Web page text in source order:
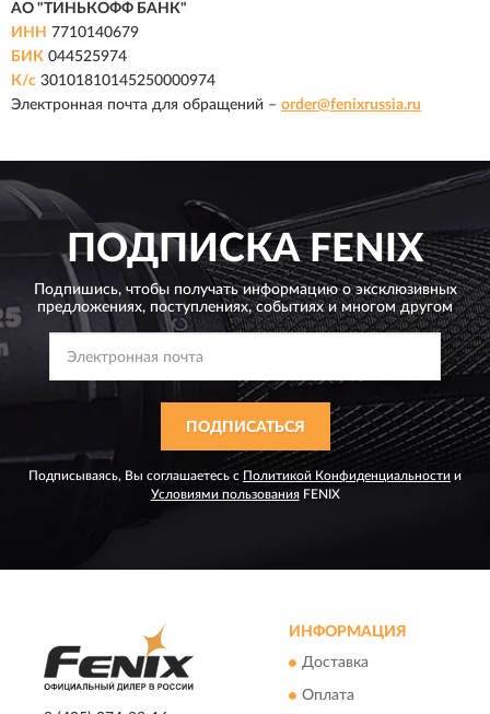
АО "ТИНЬКОФФ БАНК"
ИНН 7710140679
БИК 044525974
К/с 30101810145250000974
Электронная почта для обращений – order@fenixrussia.ru
ПОДПИСКАFENIX
Подпишись, чтобы получать информацию о эксклюзивных
предложениях, поступлениях, событиях и многом другом
ПОДПИСАТЬСЯ
Подписываясь, Вы соглашаетесь с Политикой Конфиденциальности и
Условиями пользованияFENIX
ИНФОРМАЦИЯ
Доставка
Оплата